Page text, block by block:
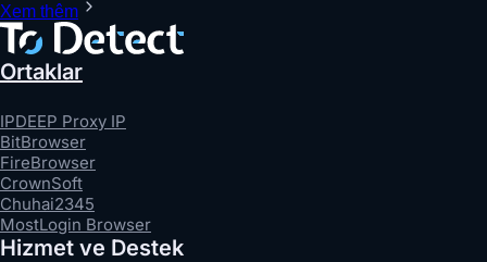
Xem thêm
Ortaklar
IPDEEP Proxy IP
BitBrowser
FireBrowser
CrownSoft
Chuhai2345
MostLogin Browser
Hizmet ve Destek